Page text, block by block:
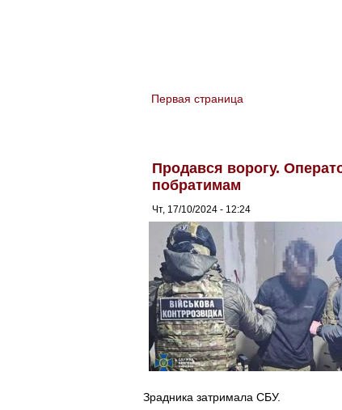
You are here
Первая страница
Продався ворогу.
побратимам
Чт, 17/10/2024 - 12:24
Зрадника затримала СБУ.